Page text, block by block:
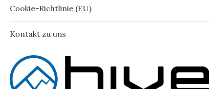
Cookie-Richtlinie (EU)
Kontakt zu uns